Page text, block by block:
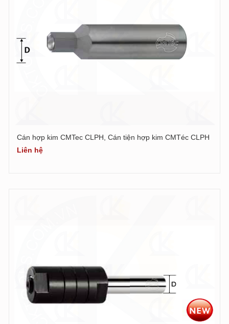
Cán hợp kim CMTec CLPH, Cán tiện hợp kim CMTéc CLPH
Liên hệ